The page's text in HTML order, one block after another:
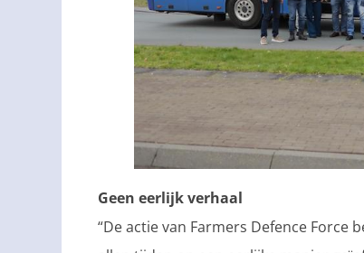
Geen eerlijk verhaal
“De actie van Farmers Defence Force